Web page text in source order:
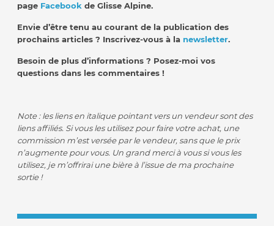
page Facebook de Glisse Alpine.
Envie d’être tenu au courant de la publication des
prochains articles ? Inscrivez-vous à la newsletter.
Besoin de plus d’informations ? Posez-moi vos
questions dans les commentaires !
Note : les liens en italique pointant vers un vendeur sont des
liens affiliés. Si vous les utilisez pour faire votre achat, une
commission m’est versée par le vendeur, sans que le prix
n’augmente pour vous. Un grand merci à vous si vous les
utilisez, je m’offrirai une bière à l’issue de ma prochaine
sortie !